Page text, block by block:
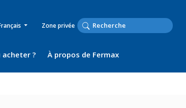
Zone privée
acheter ? À propos de Fermax